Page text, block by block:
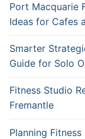
Port Macquarie
Ideas for Cafes
Smarter
Guide for Solo
Fitness Studio
Fremantle
Planning